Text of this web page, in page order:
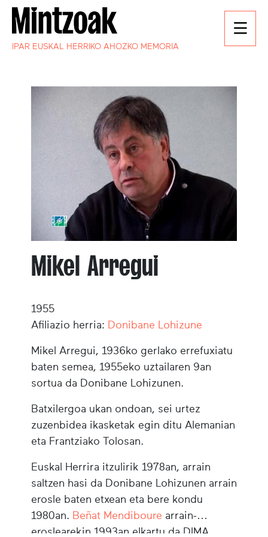
IPAR EUSKAL HERRIKO AHOZKO MEMORIA
Mikel Arregui
1955
Afiliazio herria: Donibane Lohizune
Mikel Arregui, 1936ko gerlako errefuxiatu
baten semea, 1955eko uztailaren 9an
sortua da Donibane Lohizunen.
Batxilergoa ukan ondoan, sei urtez
zuzenbidea ikasketak egin ditu Alemanian
eta Frantziako Tolosan.
Euskal Herrira itzulirik 1978an, arrain
saltzen hasi da Donibane Lohizunen arrain
erosle baten etxean eta bere kondu
1980an. Beñat Mendiboure arrain-
eroslearekin 1993an elkartu da DIMA